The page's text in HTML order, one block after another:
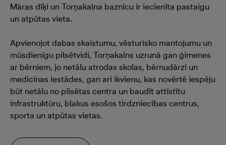
Māras dīķi un Torņakalna baznīcu ir iecienīta pastaigu
un atpūtas vieta.
Apvienojot dabas skaistumu, vēsturisko mantojumu un
mūsdienīgu pilsētvidi, Torņakalns uzrunā gan ģimenes
ar bērniem, jo netālu atrodas skolas, bērnudārzi un
medicīnas iestādes, gan arī ikvienu, kas novērtē iespēju
būt netālu no pilsētas centra un baudīt attīstītu
infrastruktūru, blakus esošos tirdzniecības centrus,
sporta un atpūtas vietas.